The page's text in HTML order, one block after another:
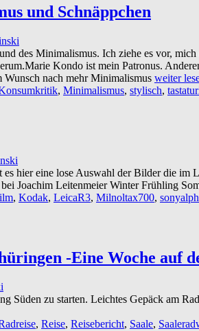
und Schnäppchen
des Minimalismus. Ich ziehe es vor,
Kondo ist mein Patronus.
Wunsch nach mehr Minimalismus weiter
, Minimalismus, stylisch, tastatur
hier eine lose Auswahl der Bilder die im
Joachim Leitenmeier Winter Frühling
, Kodak, LeicaR3, Milnoltax700,
-Eine Woche auf
Süden zu starten. Leichtes Gepäck am
, Reise, Reisebericht, Saale,